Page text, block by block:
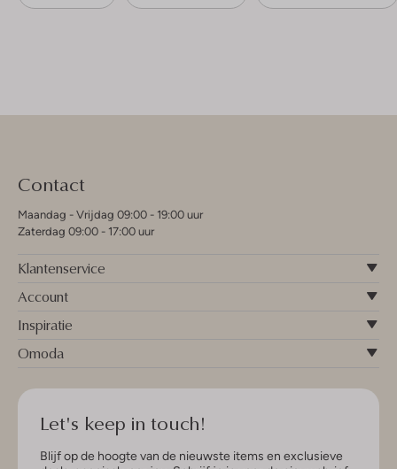
Contact
Maandag - Vrijdag 09:00 - 19:00 uur
Zaterdag 09:00 - 17:00 uur
Klantenservice
Account
Inspiratie
Omoda
Let's keep in touch!
Blijf op de hoogte van de nieuwste items en exclusieve